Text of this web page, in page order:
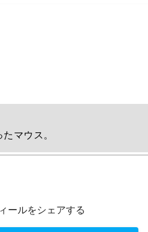
マウス。
ールをシェアする